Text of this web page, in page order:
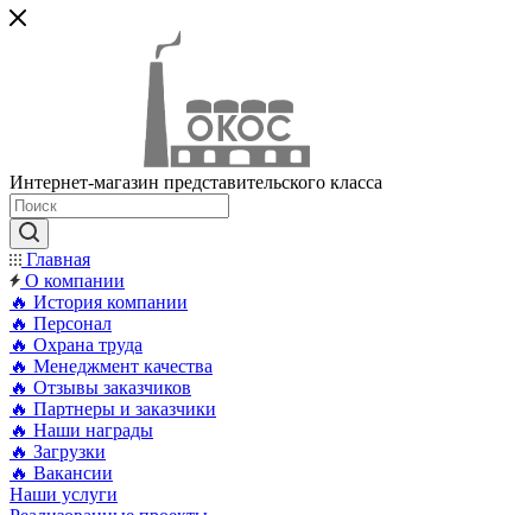
Интернет-магазин представительского класса
Главная
О компании
🔥 История компании
🔥 Персонал
🔥 Охрана труда
🔥 Менеджмент качества
🔥 Отзывы заказчиков
🔥 Партнеры и заказчики
🔥 Наши награды
🔥 Загрузки
🔥 Вакансии
Наши услуги